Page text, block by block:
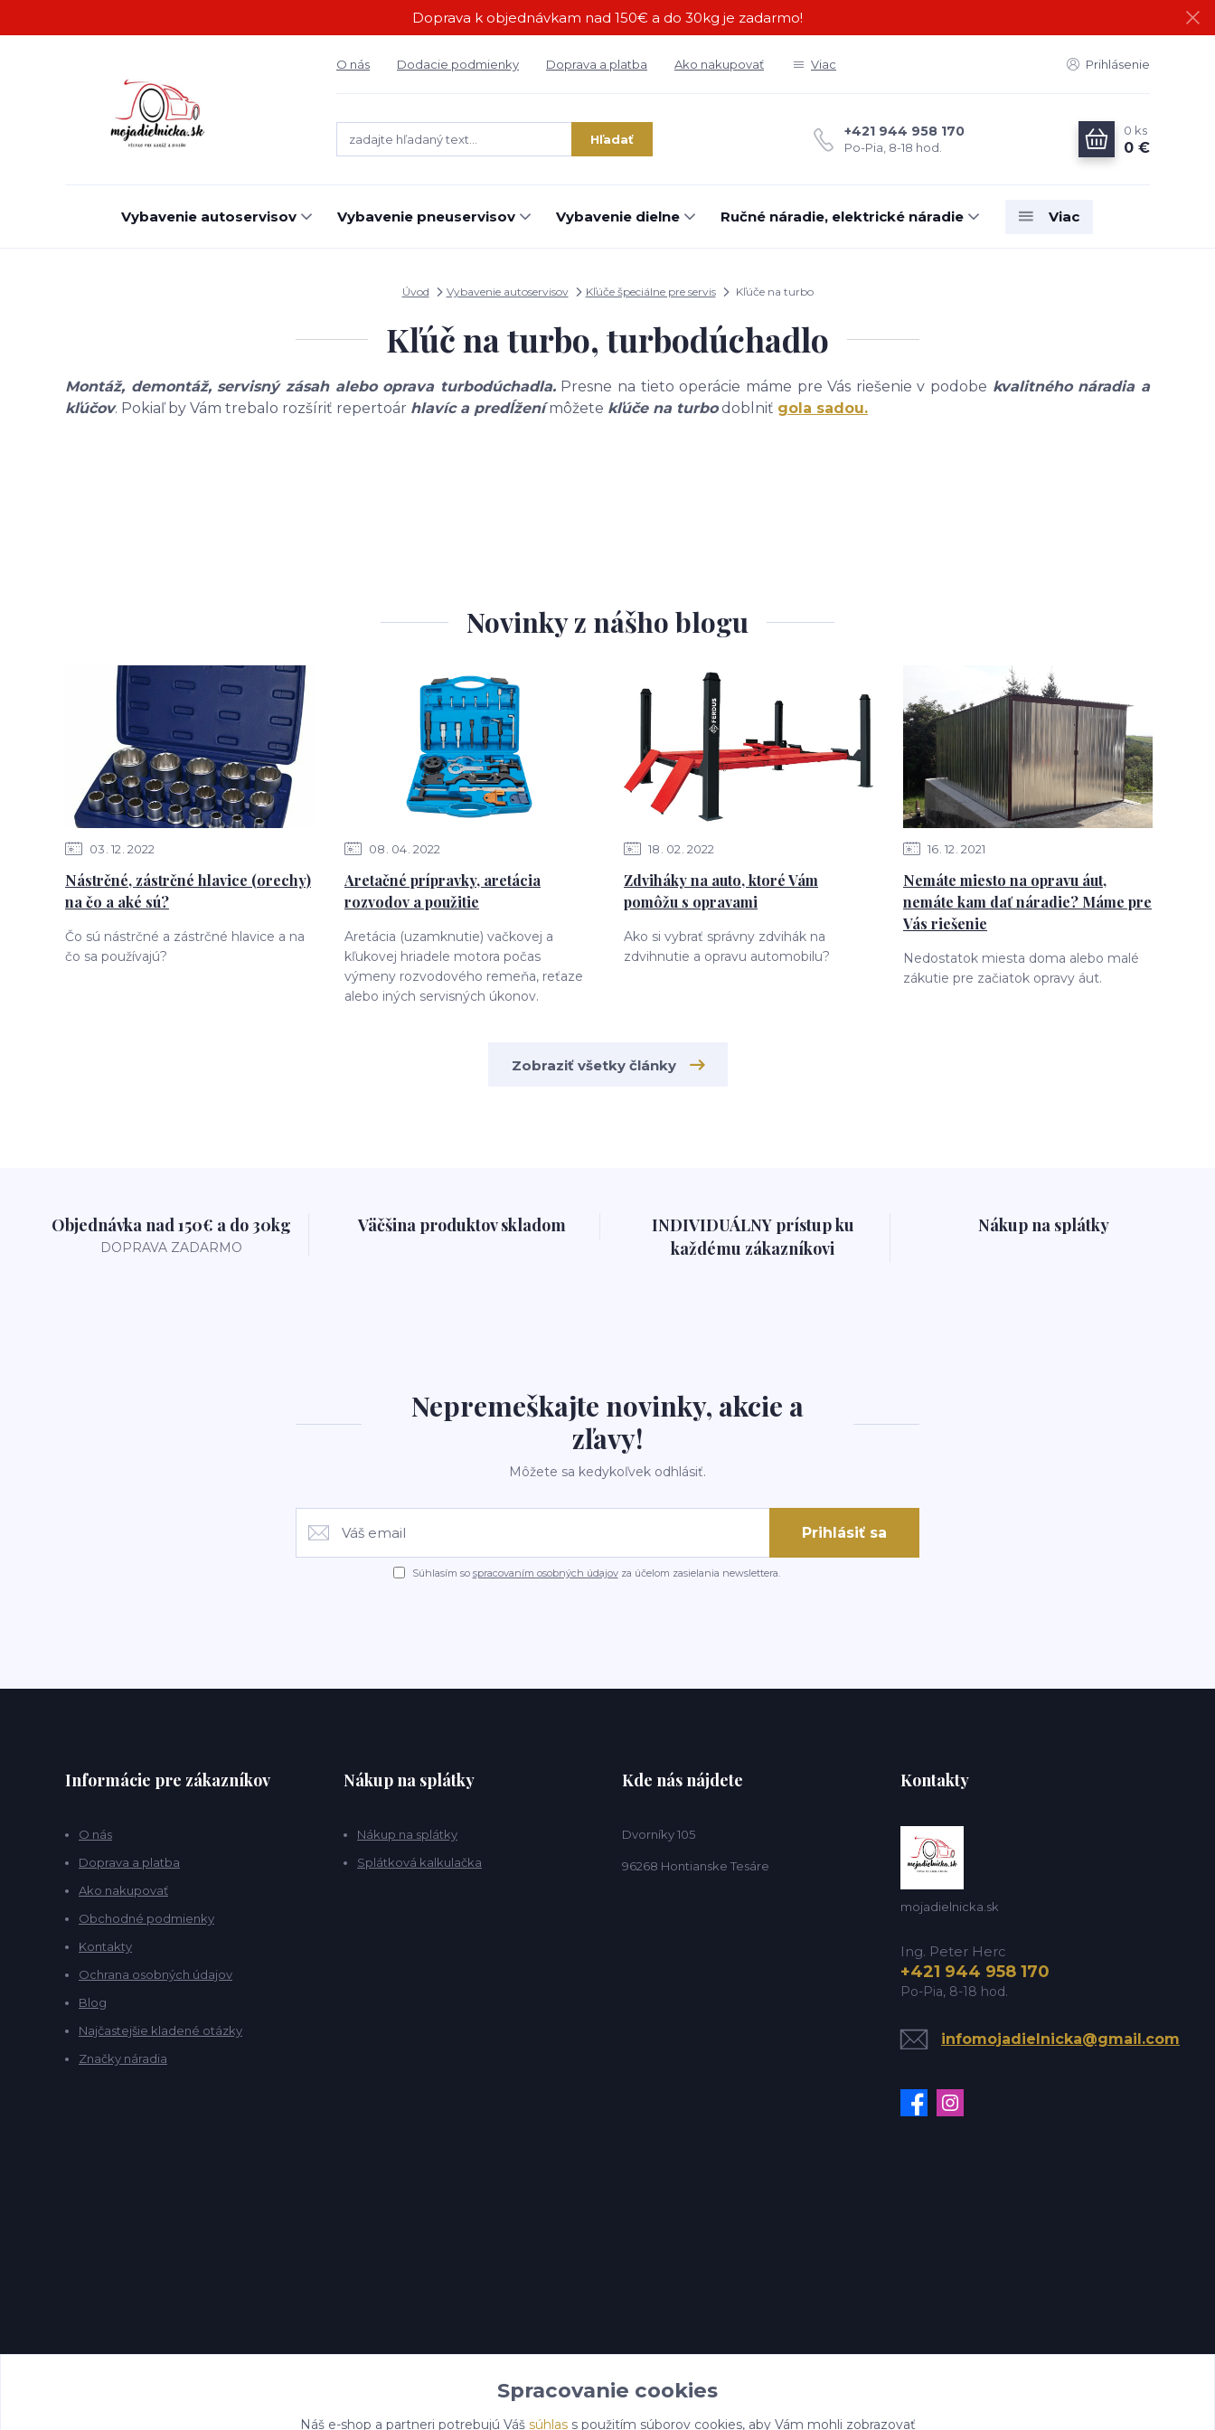
Doprava k objednávkam nad 150€ a do 30kg je zadarmo!
O nás Dodacie podmienky Doprava a platba Ako nakupovať Viac Prihlásenie
Hľadať +421 944 958 170
Po-Pia, 8-18 hod.
0 ks
0 €
Vybavenie autoservisov Vybavenie pneuservisov Vybavenie dielne Ručné náradie, elektrické náradie Viac
Úvod Vybavenie autoservisov Kľúče špeciálne pre servis Kľúče na turbo
Kľúč na turbo, turbodúchadlo
Montáž, demontáž, servisný zásah alebo oprava turbodúchadla.Presne na tieto operácie máme pre Vás riešenie v podobe kvalitného náradia a
kľúčov. Pokiaľ by Vám trebalo rozšíriť repertoár hlavíc a predĺženímôžete kľúče na turbodoblniť gola sadou.
Novinky z nášho blogu
03 12 2022
Nástrčné, zástrčné hlavice (orechy)
na čo a aké sú?
Čo sú nástrčné a zástrčné hlavice a na
čo sa používajú?
08 04 2022
Aretačné prípravky, aretácia
rozvodov a použitie
Aretácia (uzamknutie) vačkovej a
kľukovej hriadele motora počas
výmeny rozvodového remeňa, reťaze
alebo iných servisných úkonov.
18 02 2022
Zdviháky na auto, ktoré Vám
pomôžu s opravami
Ako si vybrať správny zdvihák na
zdvihnutie a opravu automobilu?
16 12 2021
Nemáte miesto na opravu áut,
nemáte kam dať náradie? Máme pre
Vás riešenie
Nedostatok miesta doma alebo malé
zákutie pre začiatok opravy áut.
Zobraziť všetky články
Objednávka nad 150€ a do 30kg
DOPRAVA ZADARMO
Väčšina produktov skladom
INDIVIDUÁLNY prístup ku
každému zákazníkovi
Nákup na splátky
Nepremeškajte novinky, akcie a
zľavy!
Môžete sa kedykoľvek odhlásiť.
Prihlásiť sa
Súhlasím so spracovaním osobných údajovza účelom zasielania newslettera.
Informácie pre zákazníkov
O nás
Doprava a platba
Ako nakupovať
Obchodné podmienky
Kontakty
Ochrana osobných údajov
Blog
Najčastejšie kladené otázky
Značky náradia
Nákup na splátky
Nákup na splátky
Splátková kalkulačka
Kde nás nájdete
Dvorníky 105
96268 Hontianske Tesáre
Kontakty
mojadielnicka.sk
Ing. Peter Herc
+421 944 958 170
Po-Pia, 8-18 hod.
infomojadielnicka@gmail.com
Spracovanie cookies
Náš e-shop a partneri potrebujú Váš súhlass použitím súborov cookies, aby Vám mohli zobrazovať